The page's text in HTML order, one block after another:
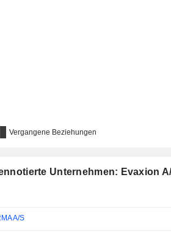
Vergangene Beziehungen
Unternehmen: Evaxion
A/S